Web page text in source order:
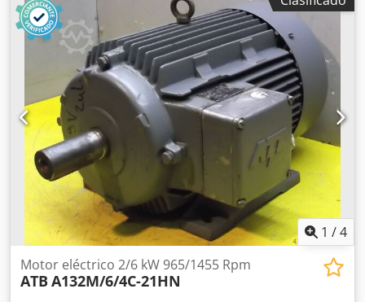
IP 54 -Documentación: toda disponible -Cantidad: 1 pieza
disponible Crjdpfjvvmn Uox Akbsf -Dimensiones:
2440/1885/H1500 mm -Peso: 5000 kg
1 /4
Motor eléctrico 2/6 kW 965/1455 Rpm
ATB A132M/6/4C-21HN